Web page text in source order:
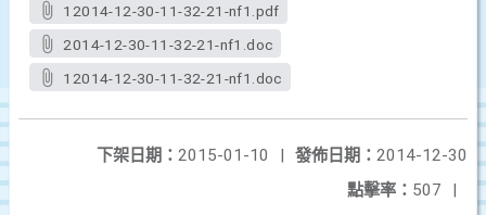
12014-12-30-11-32-21-nf1.pdf
2014-12-30-11-32-21-nf1.doc
12014-12-30-11-32-21-nf1.doc
發佈日期： 2014-12-30
下架日期： 2015-01-10
|
點擊率： 507 |